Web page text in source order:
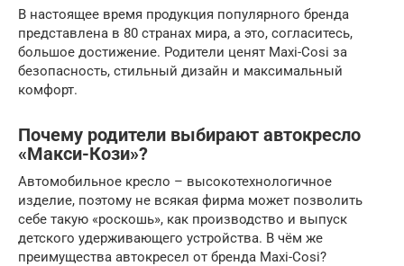
В настоящее время продукция популярного бренда
представлена в 80 странах мира, а это, согласитесь,
большое достижение. Родители ценят Maxi-Cosi за
безопасность, стильный дизайн и максимальный
комфорт.
Почему родители выбирают автокресло
«Макси-Кози»?
Автомобильное кресло – высокотехнологичное
изделие, поэтому не всякая фирма может позволить
себе такую «роскошь», как производство и выпуск
детского удерживающего устройства. В чём же
преимущества автокресел от бренда Maxi-Cosi?